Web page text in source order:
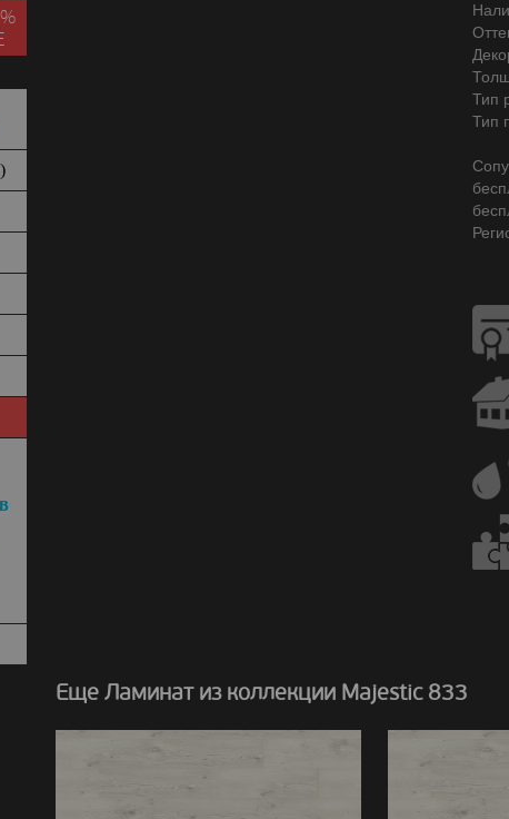
Тип
Тип
Еще Ламинат из коллекции Majestic 833